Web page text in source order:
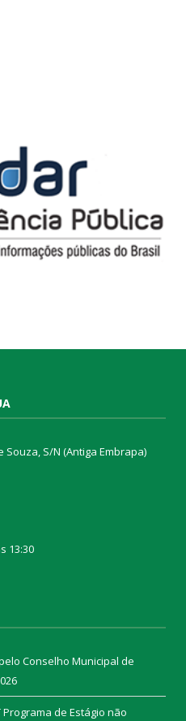
S/N (Antiga Embrapa)
13:30
Conselho Municipal de
Programa de Estágio não